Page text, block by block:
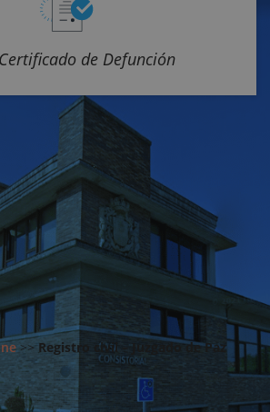
de Defunción
>>Registro civil – Juzgado de Paz